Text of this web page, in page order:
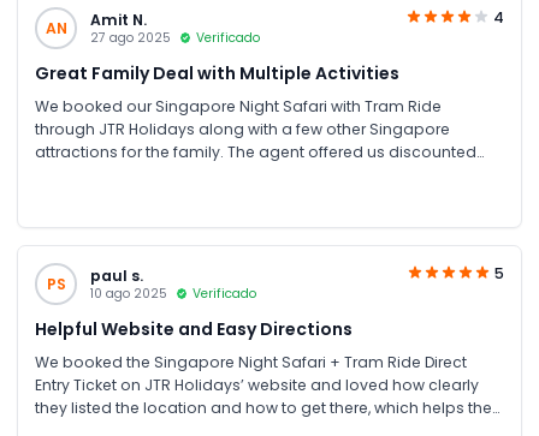
AN Amit N.
27 ago 2025 Verificado
4
Great Family Deal with Multiple Activities
We booked our Singapore Night Safari with Tram Ride
through JTR Holidays along with a few other Singapore
attractions for the family. The agent offered us discounted
PS paul s.
10 ago 2025 Verificado
5
Helpful Website and Easy Directions
We booked the Singapore Night Safari + Tram Ride Direct
Entry Ticket on JTR Holidays’ website and loved how clearly
they listed the location and how to get there, which helps the